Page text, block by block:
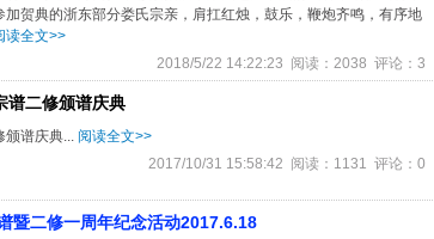
贺典的浙东部分娄氏宗亲，肩扛红烛，鼓乐，鞭炮齐鸣，有序地
读全文>>
2018/5/22 14:22:23 阅读：2038 评论：3
谱二修颁谱庆典
颁谱庆典... 阅读全文>>
2017/10/31 15:58:42 阅读：1131 评论：0
暨二修一周年纪念活动2017.6.18